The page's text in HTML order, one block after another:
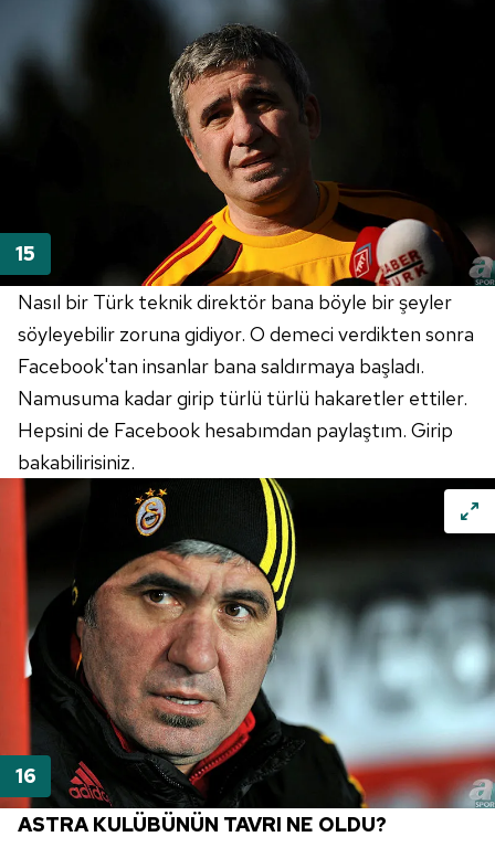
Nasıl bir Türk teknik direktör bana böyle bir şeyler
söyleyebilir zoruna gidiyor. O demeci verdikten sonra
Facebook'tan insanlar bana saldırmaya başladı.
Namusuma kadar girip türlü türlü hakaretler ettiler.
Hepsini de Facebook hesabımdan paylaştım. Girip
bakabilirisiniz.
ASTRA KULÜBÜNÜN TAVRI NE OLDU?